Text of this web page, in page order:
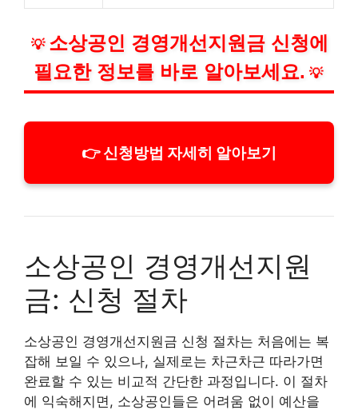
💡 소상공인 경영개선지원금 신청에
필요한 정보를 바로 알아보세요. 💡
👉 신청방법 자세히 알아보기
소상공인 경영개선지원
금: 신청 절차
소상공인 경영개선지원금 신청 절차는 처음에는 복
잡해 보일 수 있으나, 실제로는 차근차근 따라가면
완료할 수 있는 비교적 간단한 과정입니다. 이 절차
에 익숙해지면, 소상공인들은 어려움 없이 예산을